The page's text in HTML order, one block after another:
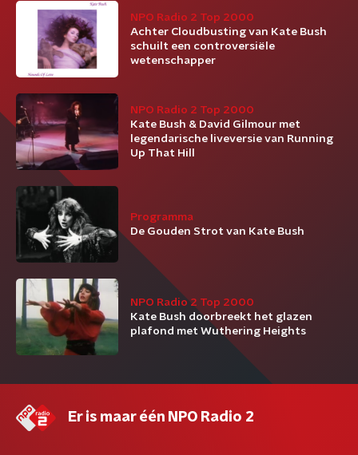
NPO Radio 2 Top 2000
Achter Cloudbusting van Kate Bush
schuilt een controversiële
wetenschapper
NPO Radio 2 Top 2000
Kate Bush & David Gilmour met
legendarische liveversie van Running
Up That Hill
Programma
De Gouden Strot van Kate Bush
NPO Radio 2 Top 2000
Kate Bush doorbreekt het glazen
plafond met Wuthering Heights
Er is maar één NPO Radio 2